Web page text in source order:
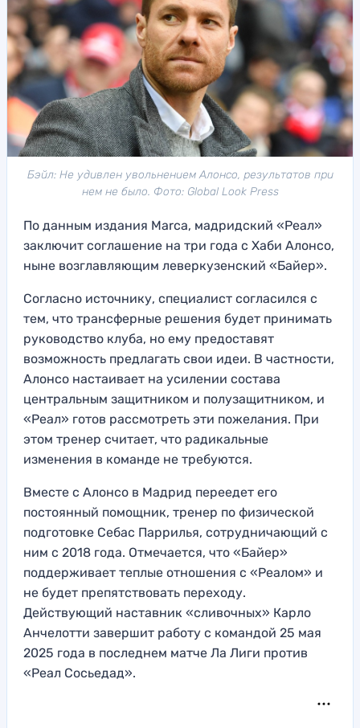
Бэйл: Не удивлен увольнением Алонсо, результатов при
нем не было. Фото: Global Look Press
По данным издания Marca, мадридский «Реал»
заключит соглашение на три года с Хаби Алонсо,
ныне возглавляющим леверкузенский «Байер».
Согласно источнику, специалист согласился с
тем, что трансферные решения будет принимать
руководство клуба, но ему предоставят
возможность предлагать свои идеи. В частности,
Алонсо настаивает на усилении состава
центральным защитником и полузащитником, и
«Реал» готов рассмотреть эти пожелания. При
этом тренер считает, что радикальные
изменения в команде не требуются.
Вместе с Алонсо в Мадрид переедет его
постоянный помощник, тренер по физической
подготовке Себас Паррилья, сотрудничающий с
ним с 2018 года. Отмечается, что «Байер»
поддерживает теплые отношения с «Реалом» и
не будет препятствовать переходу.
Действующий наставник «сливочных» Карло
Анчелотти завершит работу с командой 25 мая
2025 года в последнем матче Ла Лиги против
«Реал Сосьедад».